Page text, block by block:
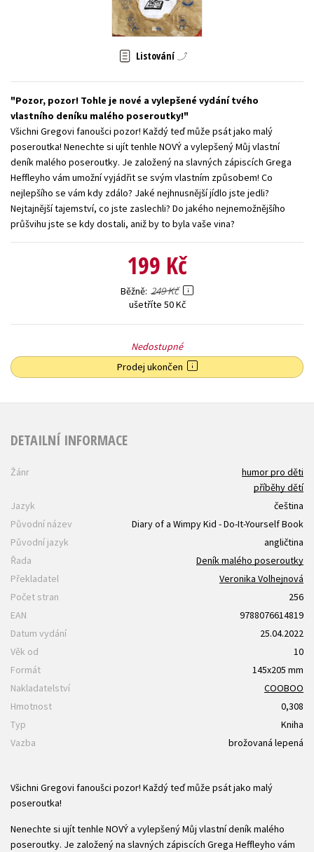
Zahraniční literatura
Všechny tituly
Listování
Pozor, pozor! Tohle je nové a vylepšené vydání tvého
vlastního deníku malého poseroutky!
Všichni Gregovi fanoušci pozor! Každý teď může psát jako malý
poseroutka! Nenechte si ujít tenhle NOVÝ a vylepšený Můj vlastní
deník malého poseroutky. Je založený na slavných zápiscích Grega
Heffleyho vám umožní vyjádřit se svým vlastním způsobem! Co
nejlepšího se vám kdy zdálo? Jaké nejhnusnější jídlo jste jedli?
Nejtajnější tajemství, co jste zaslechli? Do jakého nejnemožnějšího
průšvihu jste se kdy dostali, aniž by to byla vaše vina?
199 Kč
Běžně 249 Kč
ušetříte 50 Kč
Nedostupné
Prodej ukončen
DETAILNÍ INFORMACE
Žánr
humor pro děti
příběhy dětí
Jazyk
čeština
Původní název
Diary of a Wimpy Kid - Do-It-Yourself Book
Původní jazyk
angličtina
Řada
Deník malého poseroutky
Překladatel
Veronika Volhejnová
Počet stran
256
EAN
9788076614819
Datum vydání
25.04.2022
Věk od
10
Formát
145x205 mm
Nakladatelství
COOBOO
Hmotnost
0,308
Typ
Kniha
Vazba
brožovaná lepená
Všichni Gregovi fanoušci pozor! Každý teď může psát jako malý
poseroutka!
Nenechte si ujít tenhle NOVÝ a vylepšený Můj vlastní deník malého
poseroutky. Je založený na slavných zápiscích Grega Heffleyho vám